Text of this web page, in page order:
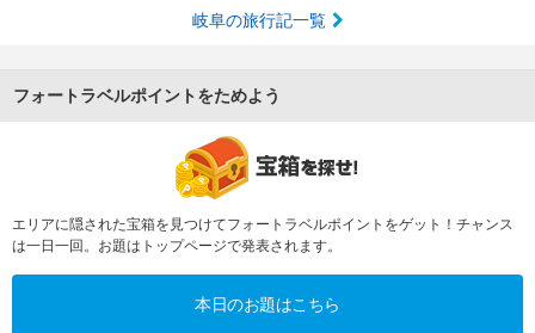
岐阜の旅行記一覧
フォートラベルポイントをためよう
エリアに隠された宝箱を見つけてフォートラベルポイントをゲット！チャンス
は一日一回。お題はトップページで発表されます。
本日のお題はこちら